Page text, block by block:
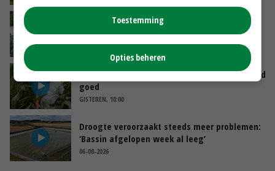
Oekraïne-vlogger Kees Huizinga: ‘Bezoek van
de ambassade mag zelf groente plukken’
GISTEREN, 12:00
Limburgse mais van Frijns doet het verrassend
goed
GISTEREN, 10:00
Droogte veroorzaakt steeds meer problemen:
‘Bassin afgelopen week al leeg’
06-08-2026
Toestemming
Opties beheren